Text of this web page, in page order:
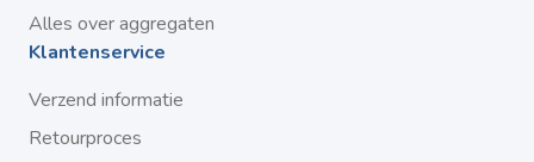
Alles over aggregaten
Klantenservice
Verzend informatie
Retourproces